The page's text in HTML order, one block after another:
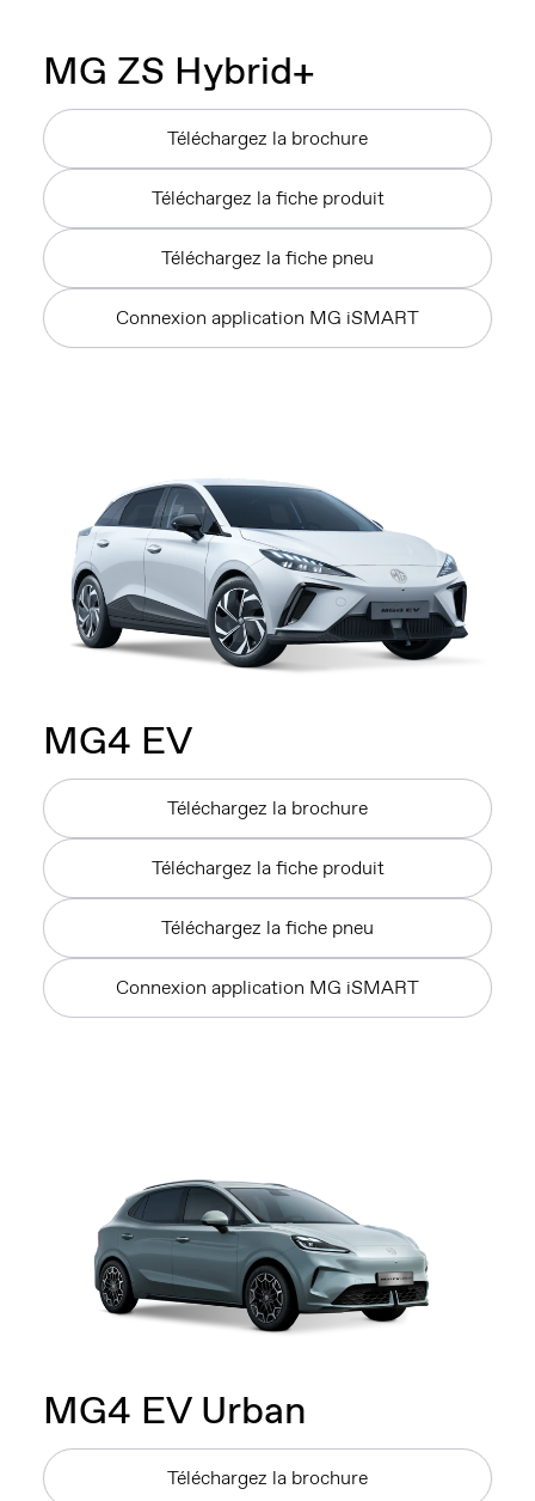
MG ZS Hybrid+
Téléchargez la brochure
Téléchargez la fiche produit
Téléchargez la fiche pneu
Connexion application MG iSMART
MG4 EV
Téléchargez la brochure
Téléchargez la fiche produit
Téléchargez la fiche pneu
Connexion application MG iSMART
MG4 EV Urban
Téléchargez la brochure